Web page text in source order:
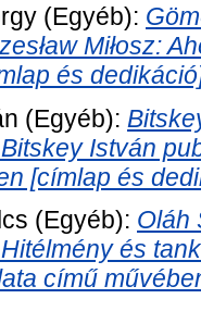
(Egyéb):
Miłosz:
és
(Egyéb):
István
[címlap és
(Egyéb): Oláh
és
című